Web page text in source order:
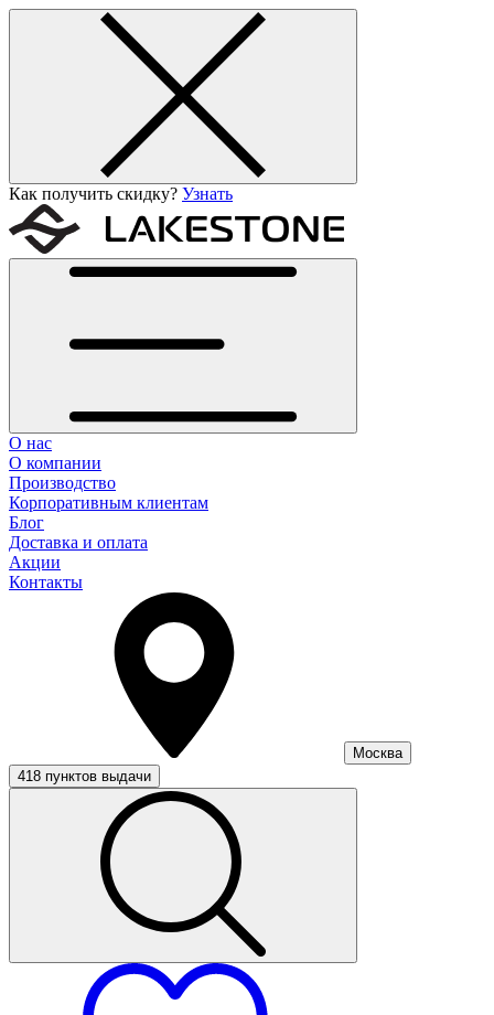
Как получить скидку? Узнать
О нас
О компании
Производство
Корпоративным клиентам
Блог
Доставка и оплата
Акции
Контакты
Москва
418 пунктов выдачи